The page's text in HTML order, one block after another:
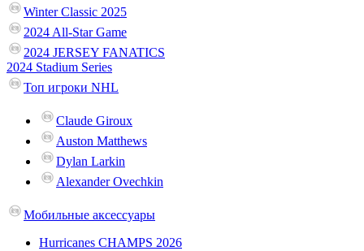
Winter Classic 2025
2024 All-Star Game
2024 JERSEY FANATICS
2024 Stadium Series
Топ игроки NHL
Claude Giroux
Auston Matthews
Dylan Larkin
Alexander Ovechkin
Мобильные аксессуары
Hurricanes CHAMPS 2026